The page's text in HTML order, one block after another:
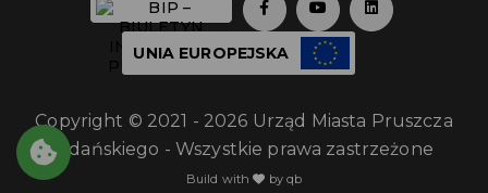
UNIA EUROPEJSKA
Copyright © 2021 - 2026 Urząd Miasta Pruszcza
Gdańskiego - Wszystkie prawa zastrzeżone
Build with by qb